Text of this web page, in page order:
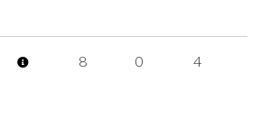
8 0 4